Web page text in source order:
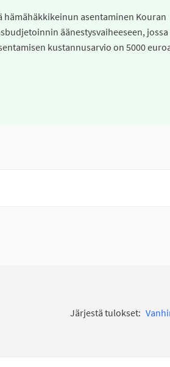
asentaminen Kouran
äänestysvaiheeseen, jossa
kustannusarvio on 5000
Järjestä tulokset: